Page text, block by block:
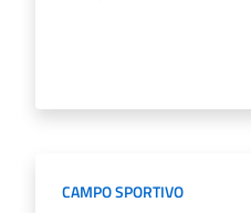
CAMPO SPORTIVO